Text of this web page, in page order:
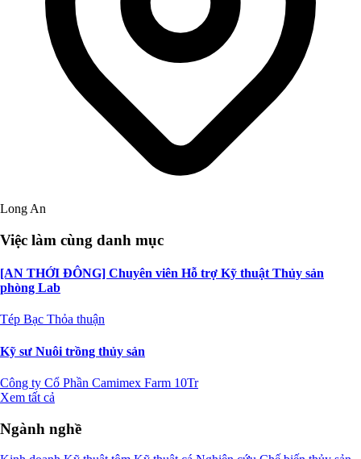
Long An
Việc làm cùng danh mục
[AN THỚI ĐÔNG] Chuyên viên Hỗ trợ Kỹ thuật Thủy sản
phòng Lab
Tép Bạc Thỏa thuận
Kỹ sư Nuôi trồng thủy sản
Công ty Cổ Phần Camimex Farm 10Tr
Xem tất cả
Ngành nghề